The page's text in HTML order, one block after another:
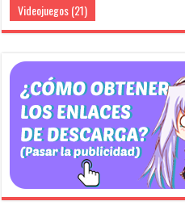
Videojuegos(21)